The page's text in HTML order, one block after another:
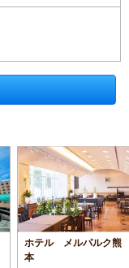
ホテル メルパルク熊
本